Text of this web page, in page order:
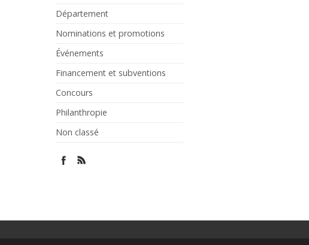
Département
Nominations et promotions
Événements
Financement et subventions
Concours
Philanthropie
Non classé